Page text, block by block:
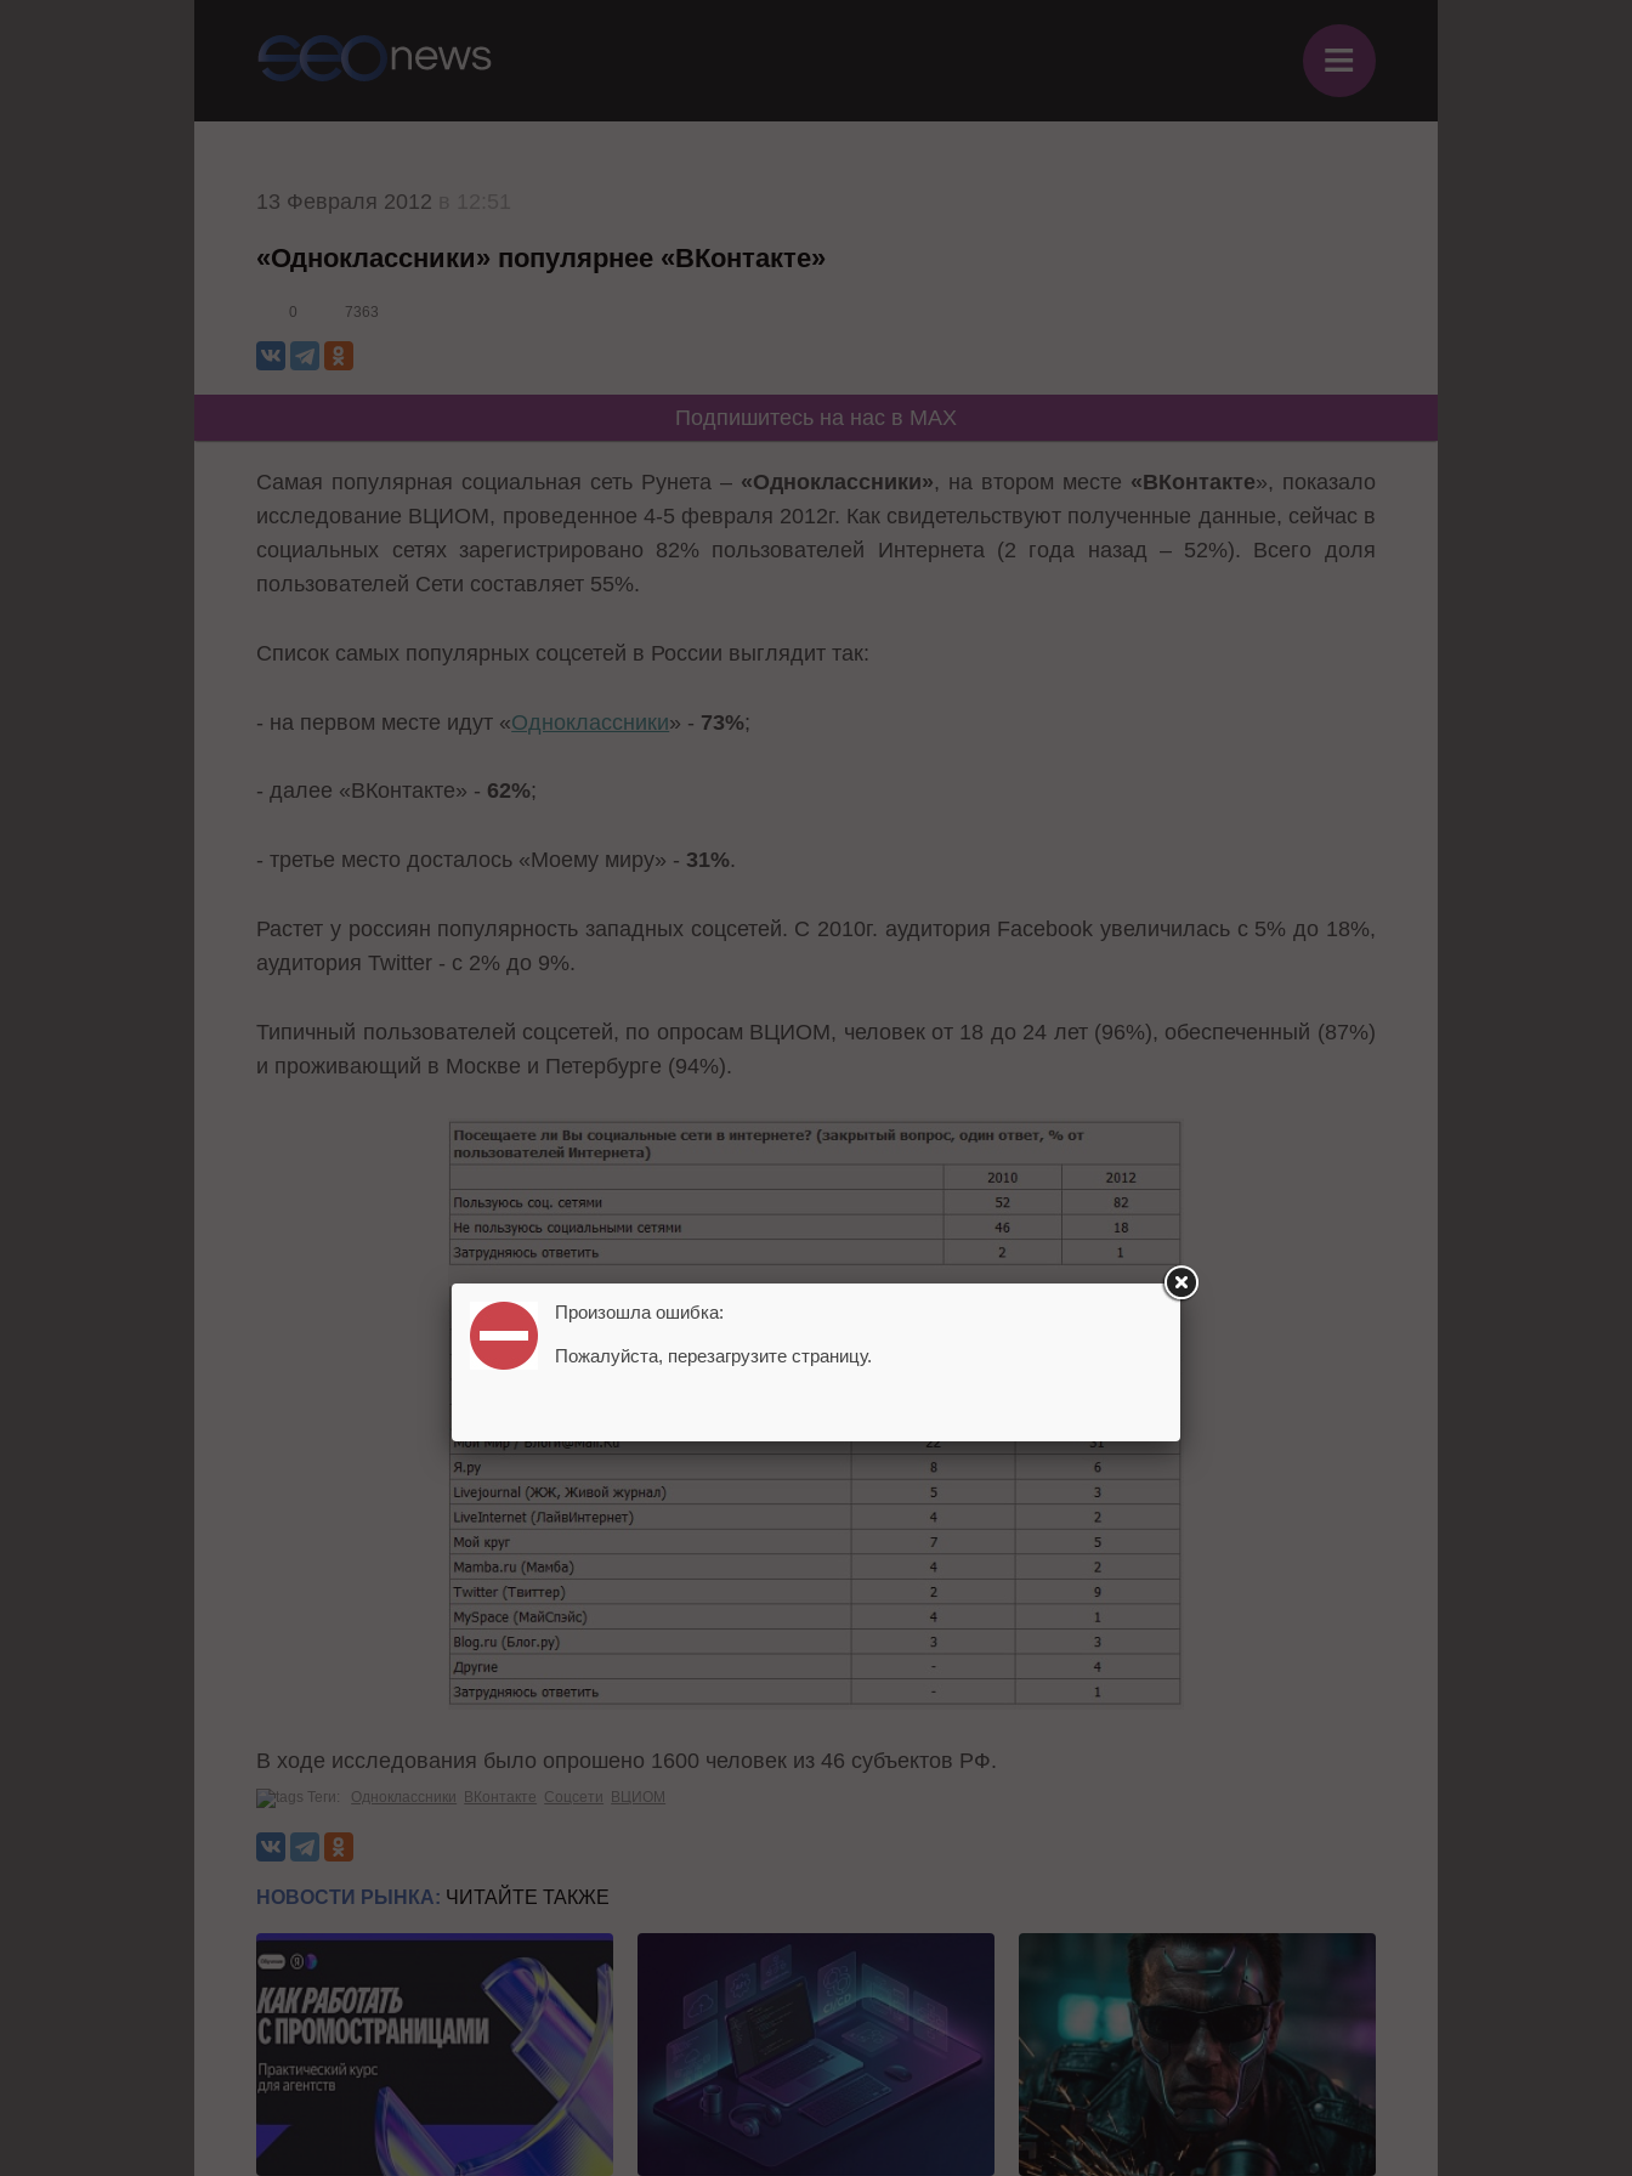
≡
13 Февраля 2012
«Одноклассники» популярнее «ВКонтакте»
0 7363
Подпишитесь на нас в MAX
Самая популярная социальная сеть Рунета – «Одноклассники», на втором месте «ВКонтакте», показало
исследование ВЦИОМ, проведенное 4-5 февраля 2012г. Как свидетельствуют полученные данные, сейчас в
социальных сетях зарегистрировано 82% пользователей Интернета (2 года назад – 52%). Всего доля
пользователей Сети составляет 55%.
Список самых популярных соцсетей в России выглядит так:
- на первом месте идут «Одноклассники» - 73%;
- далее «ВКонтакте» - 62%;
- третье место досталось «Моему миру» - 31%.
Растет у россиян популярность западных соцсетей. С 2010г. аудитория Facebook увеличилась с 5% до 18%,
аудитория Twitter - с 2% до 9%.
Типичный пользователей соцсетей, по опросам ВЦИОМ, человек от 18 до 24 лет (96%), обеспеченный (87%)
и проживающий в Москве и Петербурге (94%).
В ходе исследования было опрошено 1600 человек из 46 субъектов РФ.
Теги: Одноклассники ВКонтакте Соцсети ВЦИОМ
НОВОСТИ РЫНКА: ЧИТАЙТЕ ТАКЖЕ
Произошла ошибка:
Пожалуйста, перезагрузите страницу.